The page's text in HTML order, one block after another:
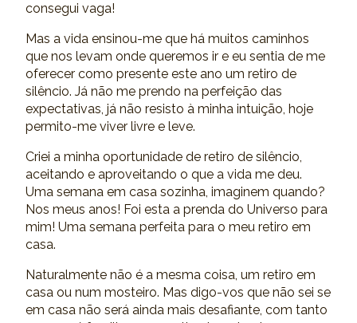
consegui vaga!
Mas a vida ensinou-me que há muitos caminhos
que nos levam onde queremos ir e eu sentia de me
oferecer como presente este ano um retiro de
silêncio. Já não me prendo na perfeição das
expectativas, já não resisto à minha intuição, hoje
permito-me viver livre e leve.
Criei a minha oportunidade de retiro de silêncio,
aceitando e aproveitando o que a vida me deu.
Uma semana em casa sozinha, imaginem quando?
Nos meus anos! Foi esta a prenda do Universo para
mim! Uma semana perfeita para o meu retiro em
casa.
Naturalmente não é a mesma coisa, um retiro em
casa ou num mosteiro. Mas digo-vos que não sei se
em casa não será ainda mais desafiante, com tanto